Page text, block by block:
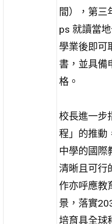
間），第三
ps 就讀當
學業後即可
書，並具備
格。
校長進一步
程」的推動
中學的國際
清晰且可行
作亦呼應教
景，落實
培育具全球